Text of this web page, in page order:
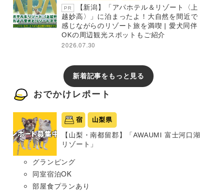
PR
【新潟】「アパホテル＆リゾート〈上
越妙高〉」に泊まったよ！大自然を間近で
感じながらのリゾート旅を満喫 | 愛犬同伴
OKの周辺観光スポットもご紹介
2026.07.30
新着記事をもっと見る
おでかけレポート
宿 山梨県
【山梨・南都留郡】「AWAUMI 富士河口湖
リゾート」
グランピング
同室宿泊OK
部屋食プランあり